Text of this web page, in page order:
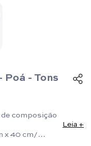
- Tons
composição
x 40 cm/
Leia +